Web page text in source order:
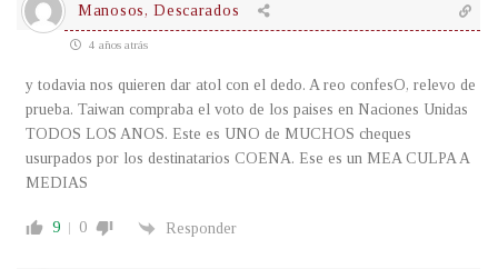
Manosos, Descarados
4 años atrás
y todavia nos quieren dar atol con el dedo. A reo confesO, relevo de
prueba. Taiwan compraba el voto de los paises en Naciones Unidas
TODOS LOS ANOS. Este es UNO de MUCHOS cheques
usurpados por los destinatarios COENA. Ese es un MEA CULPA A
MEDIAS
9 0 Responder